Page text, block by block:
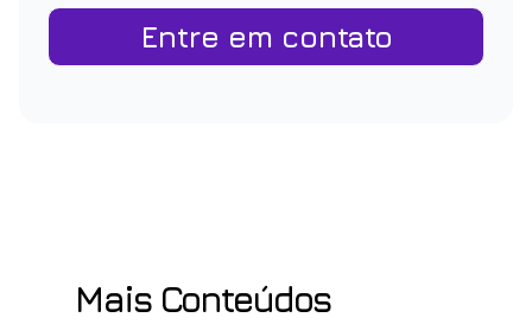
Entre em contato
Mais Conteúdos